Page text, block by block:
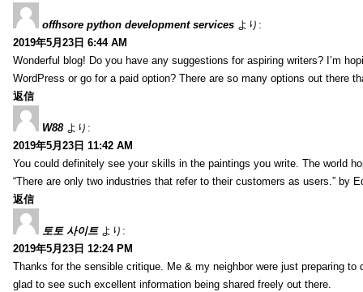
offhsore python development services より:
2019年5月23日 6:44 AM
Wonderful blog! Do you have any suggestions for aspiring writers? I’m
WordPress or go for a paid option? There are so many options out there
返信
W88 より:
2019年5月23日 11:42 AM
You could definitely see your skills in the paintings you write. The world
“There are only two industries that refer to their customers as users.” by
返信
토토 사이트 より:
2019年5月23日 12:24 PM
Thanks for the sensible critique. Me & my neighbor were just preparing
glad to see such excellent information being shared freely out there.